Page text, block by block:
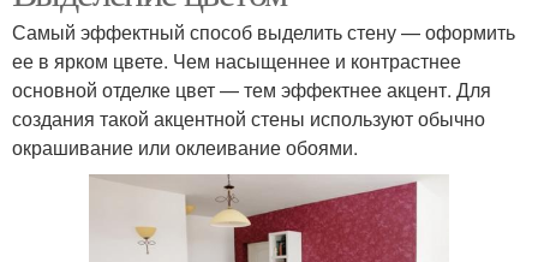
Самый эффектный способ выделить стену — оформить
ее в ярком цвете. Чем насыщеннее и контрастнее
основной отделке цвет — тем эффектнее акцент. Для
создания такой акцентной стены используют обычно
окрашивание или оклеивание обоями.